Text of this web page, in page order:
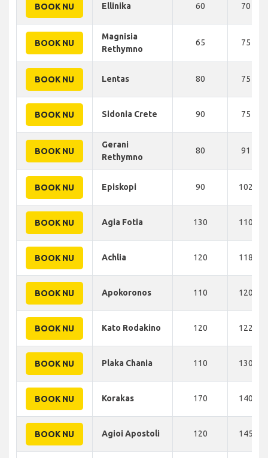
BOOK NU Ellinika 60 70 KM
BOOK NU
Magnisia
Rethymno
65 75 KM
BOOK NU Lentas 80 75 KM
BOOK NU Sidonia Crete 90 75 KM
BOOK NU
Gerani
Rethymno
80 91 KM
BOOK NU Episkopi 90 102 KM
BOOK NU Agia Fotia 130 110 KM
BOOK NU Achlia 120 118 KM
BOOK NU Apokoronos 110 120 KM
BOOK NU Kato Rodakino 120 122 KM
BOOK NU Plaka Chania 110 130 KM
BOOK NU Korakas 170 140 KM
BOOK NU Agioi Apostoli 120 145 KM